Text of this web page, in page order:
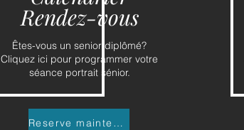
Reserve maintenant
Rendez-vous
Êtes-vous un senior diplômé?
Cliquez ici pour programmer votre
séance portrait sénior.